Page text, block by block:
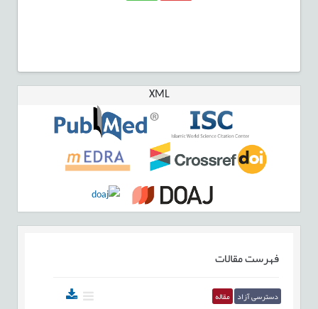
XML
فهرست مقالات
دسترسی آزاد مقاله